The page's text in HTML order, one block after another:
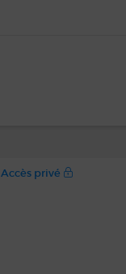
Accès privé